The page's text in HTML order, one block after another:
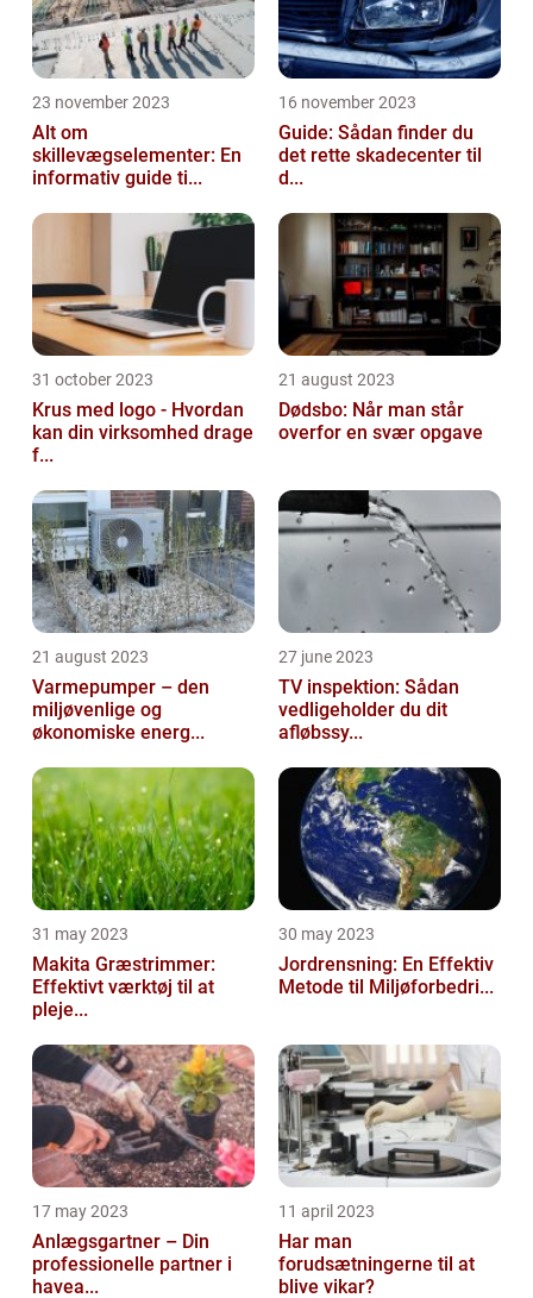
23 november 2023
Alt om
skillevægselementer: En
informativ guide ti...
16 november 2023
Guide: Sådan finder du
det rette skadecenter til
d...
31 october 2023
Krus med logo - Hvordan
kan din virksomhed drage
f...
21 august 2023
Dødsbo: Når man står
overfor en svær opgave
21 august 2023
Varmepumper – den
miljøvenlige og
økonomiske energ...
27 june 2023
TV inspektion: Sådan
vedligeholder du dit
afløbssy...
31 may 2023
Makita Græstrimmer:
Effektivt værktøj til at
pleje...
30 may 2023
Jordrensning: En Effektiv
Metode til Miljøforbedri...
17 may 2023
Anlægsgartner – Din
professionelle partner i
havea...
11 april 2023
Har man
forudsætningerne til at
blive vikar?